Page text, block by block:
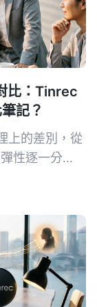
比：Tinrec
記？
上的差別，從
性逐一分